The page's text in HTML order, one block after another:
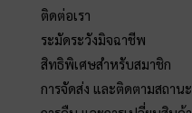
ติดต่อเรา
ระมัดระวังมิจฉาชีพ
สิทธิพิเศษสำหรับสมาชิก
การจัดส่ง และติดตามสถานะ